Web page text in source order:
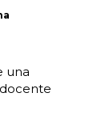
una